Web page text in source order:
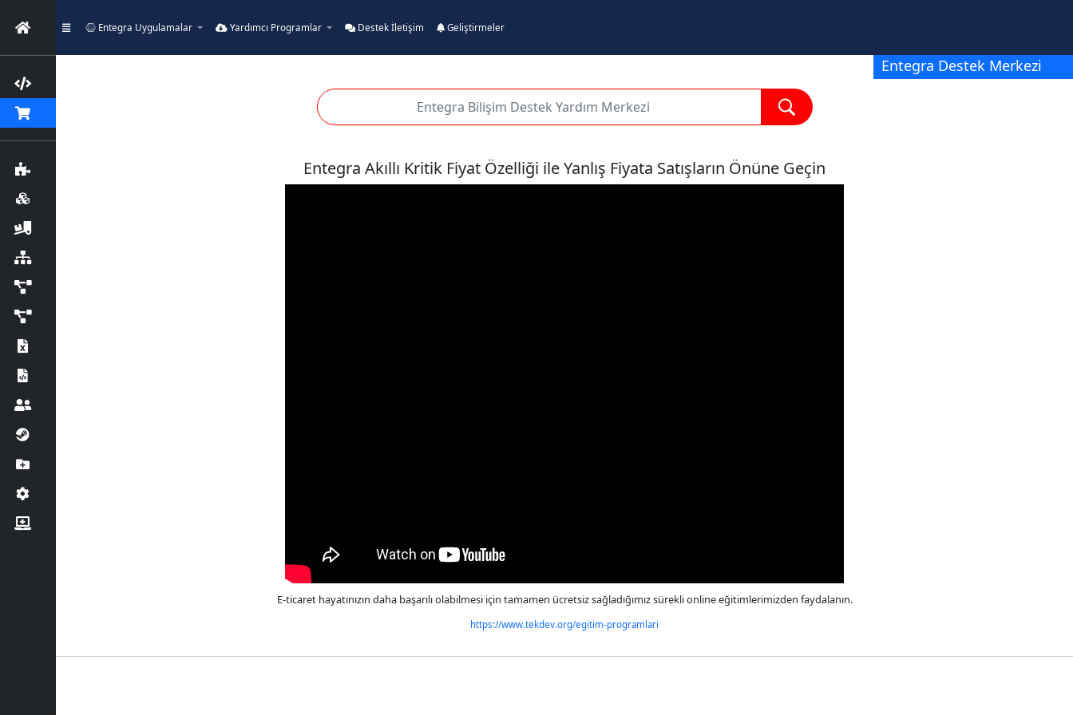
Entegra Uygulamalar Yardımcı Programlar Destek İletişim Geliştirmeler
Entegra Destek Merkezi
Entegra Akıllı Kritik Fiyat Özelliği ile Yanlış Fiyata Satışların Önüne Geçin
E-ticaret hayatınızın daha başarılı olabilmesi için tamamen ücretsiz sağladığımız sürekli online eğitimlerimizden faydalanın.
https://www.tekdev.org/egitim-programlari